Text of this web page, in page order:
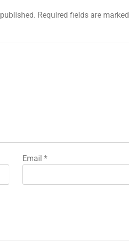
Required fields are marked
Email *